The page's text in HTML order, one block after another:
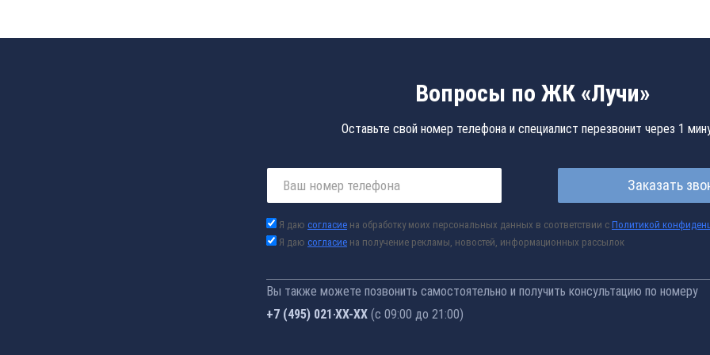
Вопросы по ЖК «Лучи»
Оставьте свой номер телефона и специалист перезвонит через 1
Заказать
Я даю согласие на обработку моих персональных данных в соответствии с Политикой
Я даю согласие на получение рекламы, новостей, информационных рассылок
Вы также можете позвонить самостоятельно и получить консультацию по номеру
+7 (495) 021-41-76 (с 09:00 до 21:00)